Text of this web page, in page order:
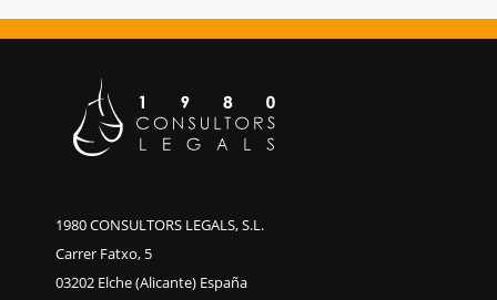
1980 CONSULTORS LEGALS, S.L.
Carrer Fatxo, 5
03202 Elche (Alicante) España